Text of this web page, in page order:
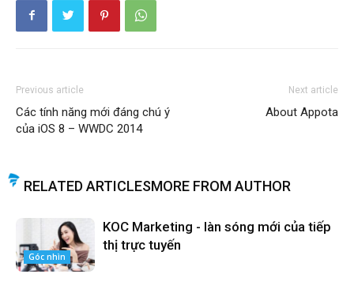
Previous article
Các tính năng mới đáng chú ý
của iOS 8 – WWDC 2014
Next article
About Appota
RELATED ARTICLESMORE FROM AUTHOR
Góc nhìn
KOC Marketing - làn sóng mới của tiếp
thị trực tuyến